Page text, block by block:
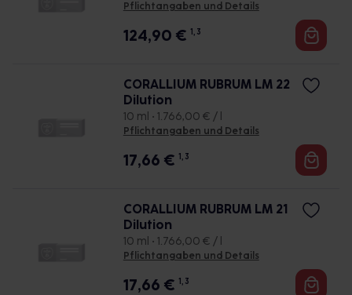
Pflichtangaben und Details
124,90 € 1, 3
CORALLIUM RUBRUM LM 22
Dilution
10 ml • 1.766,00 € / l
Pflichtangaben und Details
17,66 € 1, 3
CORALLIUM RUBRUM LM 21
Dilution
10 ml • 1.766,00 € / l
Pflichtangaben und Details
17,66 € 1, 3